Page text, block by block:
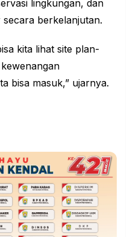
lingkungan, dan
berkelanjutan.
kita lihat site plan-
bisa masuk,” ujarnya.